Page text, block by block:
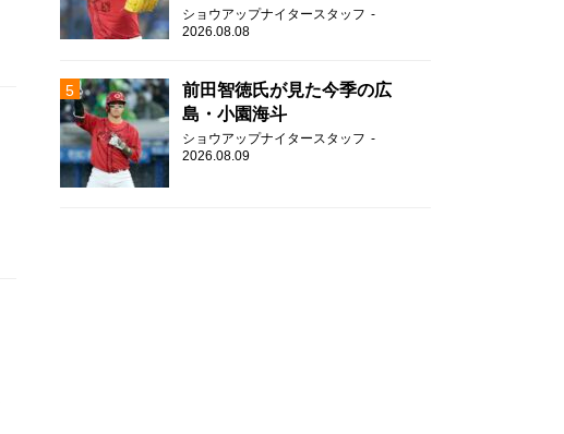
ショウアップナイタースタッフ
2026.08.08
前田智徳氏が見た今季の広
島・小園海斗
ショウアップナイタースタッフ
2026.08.09